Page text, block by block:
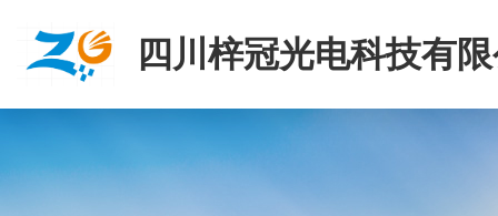
四川梓冠光电科技有